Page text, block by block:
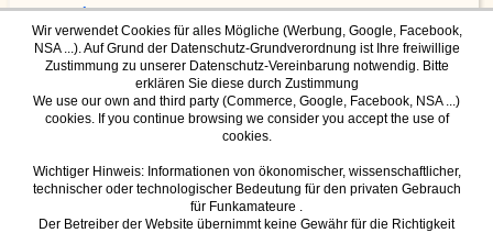
update YSF
DMR Mode
IPSC2 Dashboard für Hotspot
IPSC2 Dashboard für Hamnet
(nur über Hamnet erreichbar)
YSF Mode
Wir verwendet Cookies für alles Mögliche (Werbung, Google, Facebook,
NSA ...). Auf Grund der Datenschutz-Grundverordnung ist Ihre freiwillige
Zustimmung zu unserer Datenschutz-Vereinbarung notwendig. Bitte
erklären Sie diese durch Zustimmung
We use our own and third party (Commerce, Google, Facebook, NSA ...)
cookies. If you continue browsing we consider you accept the use of
cookies.
Wichtiger Hinweis: Informationen von ökonomischer, wissenschaftlicher,
technischer oder technologischer Bedeutung für den privaten Gebrauch
für Funkamateure .
Der Betreiber der Website übernimmt keine Gewähr für die Richtigkeit